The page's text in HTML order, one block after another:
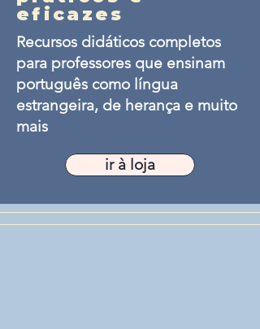
eficazes
Recursos didáticos completos
para professores que ensinam
português como língua
estrangeira, de herança e muito
mais
ir à loja